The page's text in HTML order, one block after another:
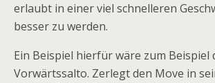
erlaubt in einer viel schnelleren
besser zu werden.
Ein Beispiel hierfür wäre zum Beispiel
Vorwärtssalto. Zerlegt den Move in